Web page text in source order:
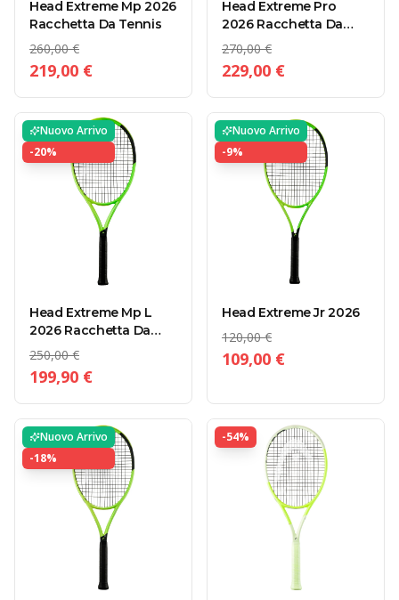
Head Extreme Mp 2026
Racchetta Da Tennis
260,00 €
219,00 €
Head Extreme Pro
2026 Racchetta Da
Tennis
270,00 €
229,00 €
Nuovo Arrivo
-20%
Head Extreme Mp L
2026 Racchetta Da
Tennis
250,00 €
199,90 €
Nuovo Arrivo
-9%
Head Extreme Jr 2026
120,00 €
109,00 €
Nuovo Arrivo
-18%
-54%